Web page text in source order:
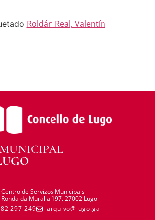
ou medidas tecnolóxicas que
impidan a outros facer algo que a
Roldán Real, Valentín
Centro de Servizos Municipais
Ronda da Muralla 197. 27002 Lugo
297 249
arquivo@lugo.gal